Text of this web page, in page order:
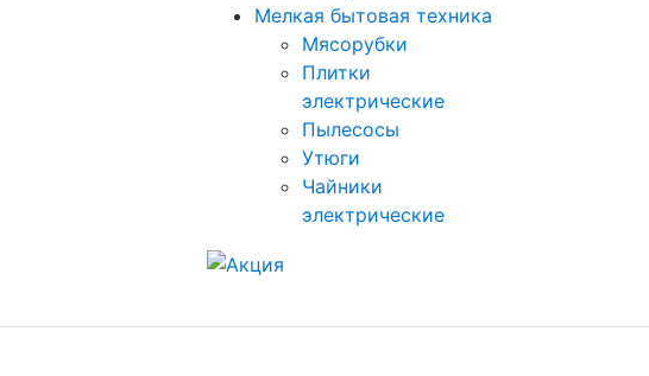
Мелкая бытовая техника
Мясорубки
Плитки
электрические
Пылесосы
Утюги
Чайники
электрические